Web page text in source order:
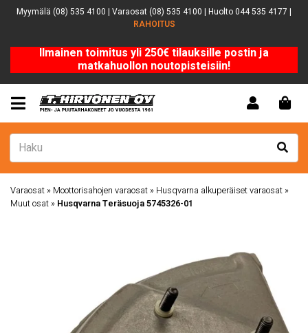
Myymälä (08) 535 4100 | Varaosat (08) 535 4100 | Huolto 044 535 4177 |
RAHOITUS
Ilmainen toimitus yli 250€ tilauksille postin ja
matkahuollon noutopisteisiin!
Varaosat » Moottorisahojen varaosat » Husqvarna alkuperäiset varaosat »
Muut osat » Husqvarna Teräsuoja 5745326-01